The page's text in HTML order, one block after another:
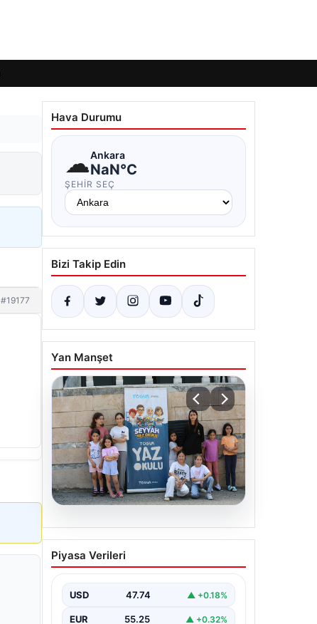
#19177
Hava Durumu
☁Ankara
NaN°C
ŞEHIR SEÇ
Bizi Takip Edin
Yan Manşet
06.08.2026
TÜGVA’dan çocuklar için
meydan şenlikleri
Piyasa Verileri
USD 47.74 ▲ +0.18%
EUR 55.25 ▲ +0.32%